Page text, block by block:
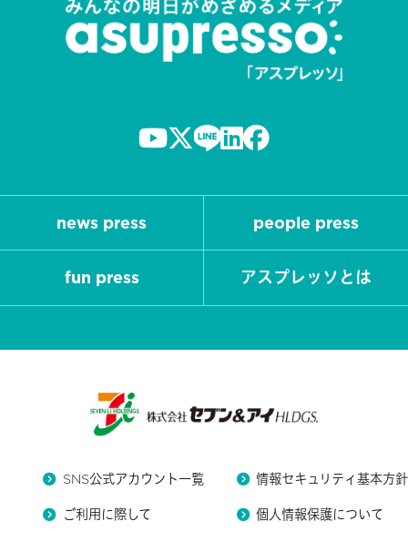
news press people press
fun press アスプレッソとは
SNS公式アカウント一覧 情報セキュリティ基本方針
ご利用に際して 個人情報保護について